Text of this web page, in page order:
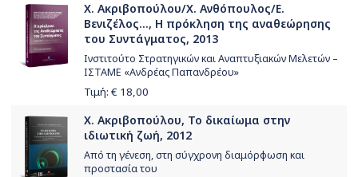
Χ. Ακριβοπούλου/Χ. Ανθόπουλος/Ε.
Βενιζέλος..., Η πρόκληση της αναθεώρησης
του Συντάγματος, 2013
Ινστιτούτο Στρατηγικών και Αναπτυξιακών Μελετών –
ΙΣΤΑΜΕ «Ανδρέας Παπανδρέου»
Τιμή: € 18,00
Χ. Ακριβοπούλου, Το δικαίωμα στην
ιδιωτική ζωή, 2012
Από τη γένεση, στη σύγχρονη διαμόρφωση και
προστασία του